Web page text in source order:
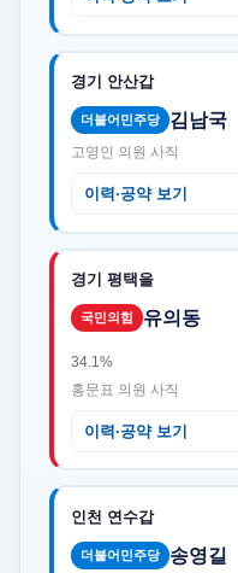
경기 안산갑
더불어민주당 김남국
고영인 의원 사직
이력·공약 보기
경기 평택을
국민의힘 유의동
34.1%
홍문표 의원 사직
이력·공약 보기
인천 연수갑
더불어민주당 송영길